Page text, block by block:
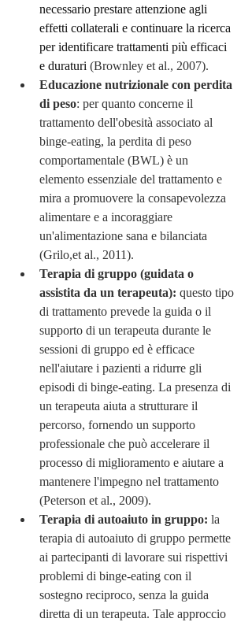
necessario prestare attenzione agli
effetti collaterali e continuare la ricerca
per identificare trattamenti più efficaci
e duraturi (Brownley et al., 2007).
Educazione nutrizionale con perdita
di peso: per quanto concerne il
trattamento dell'obesità associato al
binge-eating, la perdita di peso
comportamentale (BWL) è un
elemento essenziale del trattamento e
mira a promuovere la consapevolezza
alimentare e a incoraggiare
un'alimentazione sana e bilanciata
(Grilo,et al., 2011).
Terapia di gruppo (guidata o
assistita da un terapeuta): questo tipo
di trattamento prevede la guida o il
supporto di un terapeuta durante le
sessioni di gruppo ed è efficace
nell'aiutare i pazienti a ridurre gli
episodi di binge-eating. La presenza di
un terapeuta aiuta a strutturare il
percorso, fornendo un supporto
professionale che può accelerare il
processo di miglioramento e aiutare a
mantenere l'impegno nel trattamento
(Peterson et al., 2009).
Terapia di autoaiuto in gruppo: la
terapia di autoaiuto di gruppo permette
ai partecipanti di lavorare sui rispettivi
problemi di binge-eating con il
sostegno reciproco, senza la guida
diretta di un terapeuta. Tale approccio